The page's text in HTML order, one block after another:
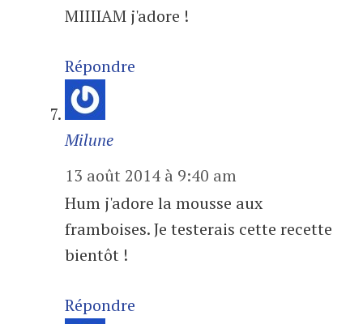
MIIIIAM j'adore !
Répondre
Milune
13 août 2014 à 9:40 am
Hum j'adore la mousse aux
framboises. Je testerais cette recette
bientôt !
Répondre